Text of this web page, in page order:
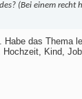
(Bei einem recht
Habe das Thema
Kind,